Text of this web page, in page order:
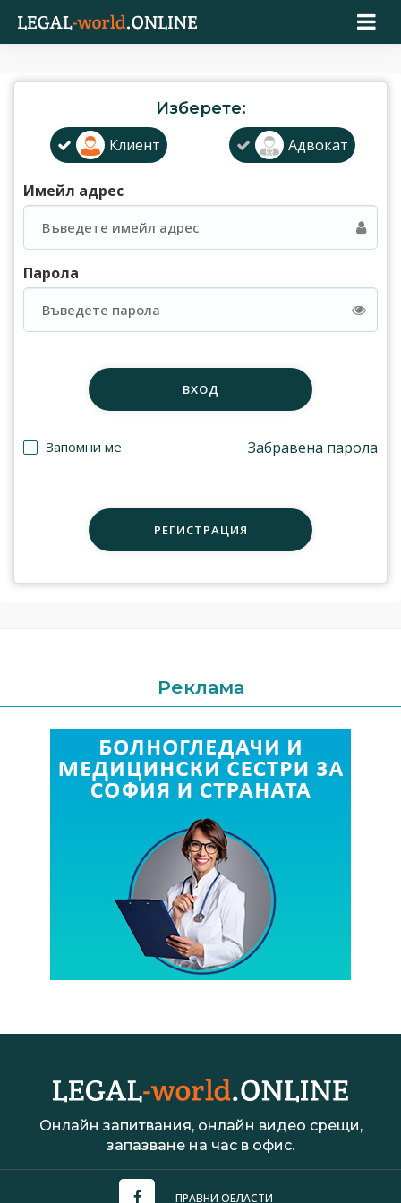
Изберете:
Клиент
Адвокат
Имейл адрес
Парола
ВХОД
Запомни ме Забравена парола
РЕГИСТРАЦИЯ
Реклама
Онлайн запитвания, онлайн видео срещи,
запазване на час в офис.
ПРАВНИ ОБЛАСТИ